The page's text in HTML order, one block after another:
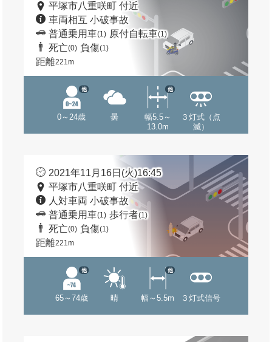
平塚市八重咲町 付近
車両相互 小破事故
普通乗用車(1) 原付自転車(1)
死亡(0) 負傷(1)
距離221m
0～24歳
他
曇
幅5.5～
13.0m
他
３灯式（点
滅）
2021年11月16日(火)16:45
平塚市八重咲町 付近
人対車両 小破事故
普通乗用車(1) 歩行者(1)
死亡(0) 負傷(1)
距離221m
65～74歳
他
晴 幅～5.5m
他
３灯式信号